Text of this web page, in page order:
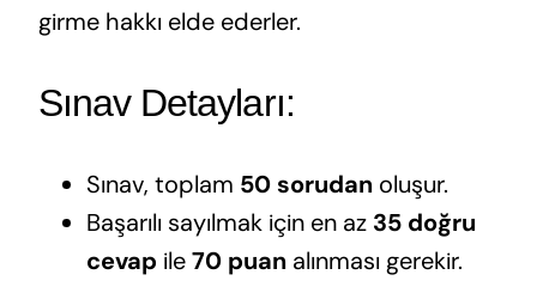
girme hakkı elde ederler.
Sınav Detayları:
Sınav, toplam 50 sorudanoluşur.
Başarılı sayılmak için en az 35 doğru
cevap ile70 puanalınması gerekir.